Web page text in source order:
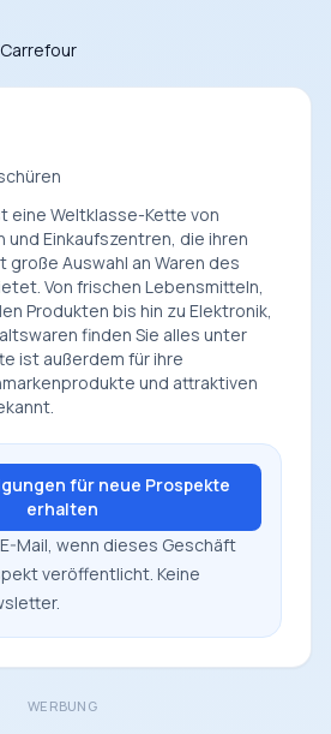
Carrefour
eine Weltklasse-Kette von
und Einkaufszentren, die ihren
große Auswahl an Waren des
Von frischen Lebensmitteln,
Produkten bis hin zu Elektronik,
finden Sie alles unter
ist außerdem für ihre
und attraktiven
für neue Prospekte
erhalten
Mail, wenn dieses Geschäft
veröffentlicht. Keine
WERBUNG